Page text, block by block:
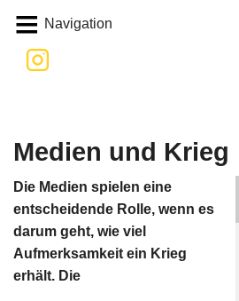
Navigation
Medien und Krieg
Die Medien spielen eine
entscheidende Rolle, wenn es
darum geht, wie viel
Aufmerksamkeit ein Krieg
erhält. Die